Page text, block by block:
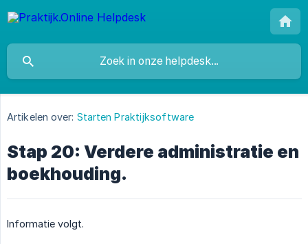
Artikelen over: Starten Praktijksoftware
Stap 20: Verdere administratie en
boekhouding.
Informatie volgt.